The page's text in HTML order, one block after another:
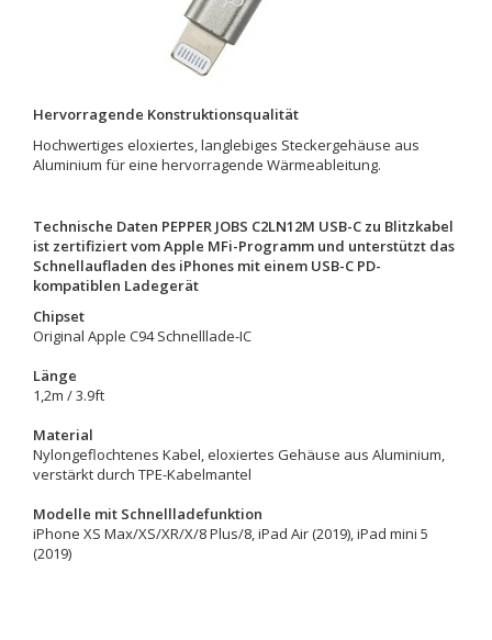
Hervorragende Konstruktionsqualität
Hochwertiges eloxiertes, langlebiges Steckergehäuse aus
Aluminium für eine hervorragende Wärmeableitung.
Technische Daten PEPPER JOBS C2LN12M USB-C zu Blitzkabel
ist zertifiziert vom Apple MFi-Programm und unterstützt das
Schnellaufladen des iPhones mit einem USB-C PD-
kompatiblen Ladegerät
Chipset
Original Apple C94 Schnelllade-IC
Länge
1,2m / 3.9ft
Material
Nylongeflochtenes Kabel, eloxiertes Gehäuse aus Aluminium,
verstärkt durch TPE-Kabelmantel
Modelle mit Schnellladefunktion
iPhone XS Max/XS/XR/X/8 Plus/8, iPad Air (2019), iPad mini 5
(2019)